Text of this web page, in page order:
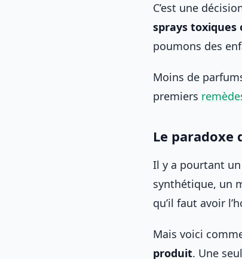
C’est une
sprays
poumons des
Moins de
premiers
Le
Il y a pourtant
synthétique, un
qu’il faut avoir
Mais voici
produit. Une